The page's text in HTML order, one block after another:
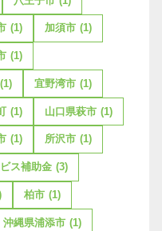
(1) 加須市 (1)
(1)
(1) 宜野湾市 (1)
(1) 山口県萩市 (1)
(1) 所沢市 (1)
ス補助金 (3)
柏市 (1)
沖縄県浦添市 (1)